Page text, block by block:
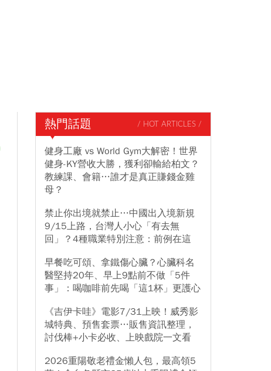
熱門話題 / HOT ARTICLES /
健身工廠 vs World Gym大解密！世界
健身-KY營收大勝，獲利卻輸給柏文？
教練課、會籍…誰才是真正賺錢金雞
母？
禁止你出境就禁止…中國出入境新規
9/15上路，台灣人小心「有去無
回」？4種職業特別注意：前例在這
早餐吃可頌、拿鐵傷心臟？心臟科名
醫堅持20年、早上9點前不做「5件
事」：喝咖啡前先喝「這1杯」更護心
《吉伊卡哇》電影7/31上映！威秀影
城特典、預售套票…販售資訊整理，
討伐棒+小卡必收、上映戲院一文看
2026重陽敬老禮金懶人包，最高領5